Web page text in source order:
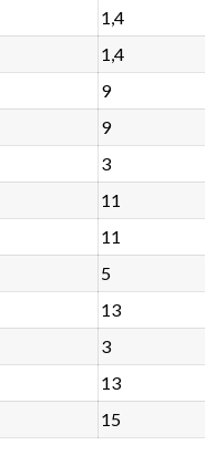
1,4
1,4
9
9
3
11
11
5
13
3
13
15